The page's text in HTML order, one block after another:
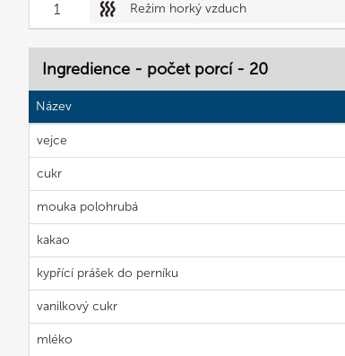
1 Režim horký vzduch
Ingredience - počet porcí - 20
Název
vejce
cukr
mouka polohrubá
kakao
kypřící prášek do perníku
vanilkový cukr
mléko